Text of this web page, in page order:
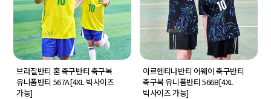
브라질반티 홈 축구반티 축구복
유니폼반티 567A[4XL 빅사이즈
가능]
아르헨티나반티 어웨이 축구반티
축구복 유니폼반티 566B[4XL
빅사이즈 가능]